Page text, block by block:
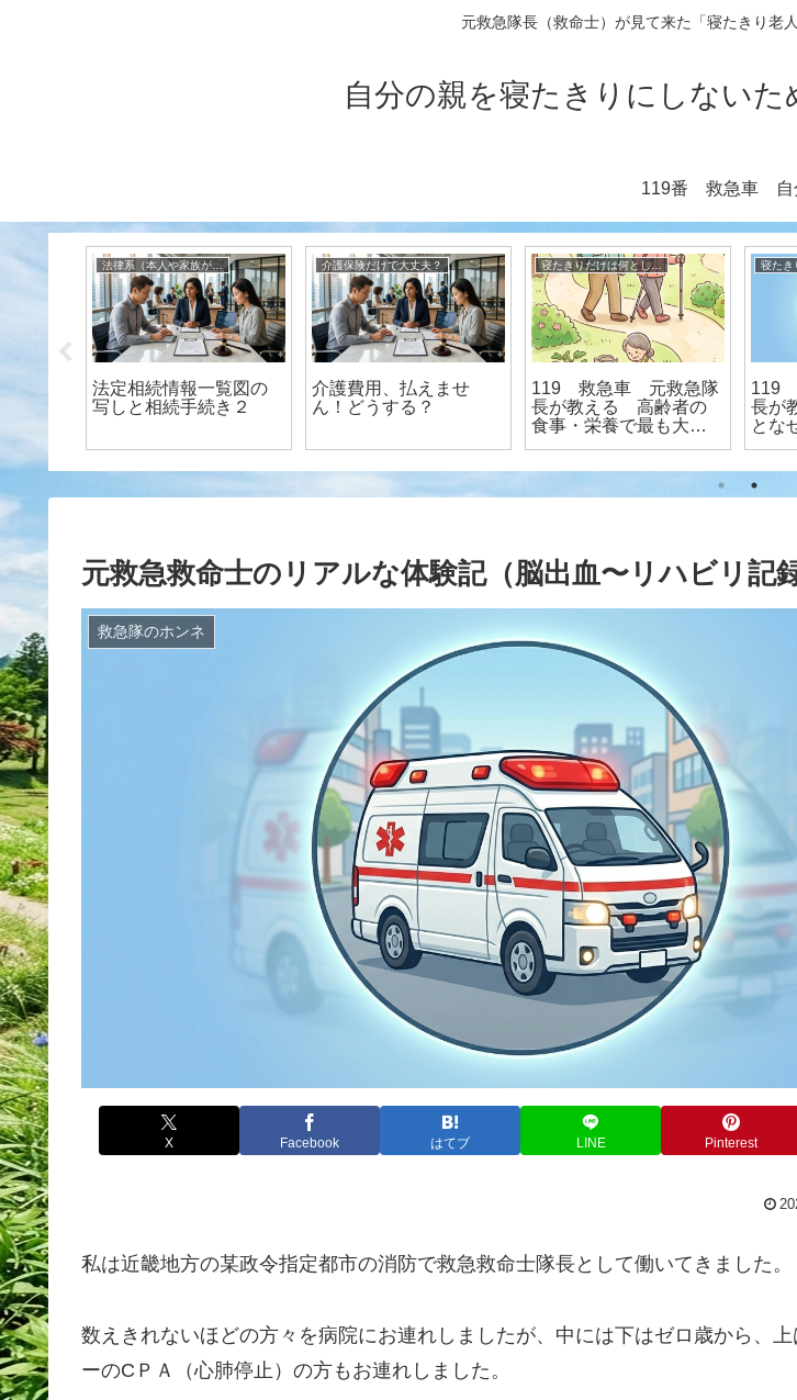
元救急隊長（救命士）が見て来た「寝たきり老
自分の親を寝たきりにしないた
法律系（本人や家族がしなければならないこと）
法定相続情報一覧図の
写しと相続手続き２
介護保険だけで大丈夫？
介護費用、払えませ
ん！どうする？
寝たきりだけは何としても避けたい！ 元救急隊長が伝授
119 救急車 元救急隊
長が教える 高齢者の
食事・栄養で最も大切
119
長が
とな
元救急救命士のリアルな体験記（脳出血〜リハビリ記録
救急隊のホンネ
X Facebook はてブ LINE Pinterest
私は近畿地方の某政令指定都市の消防で救急救命士隊長として働いてきました。
数えきれないほどの方々を病院にお連れしましたが、中には下はゼロ歳から、
ーのCＰＡ（心肺停止）の方もお連れしました。